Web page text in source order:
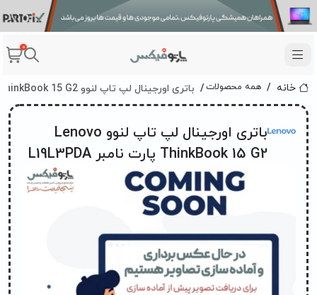
0
خانه همه محصولات باتری اورجینال لپ تاپ لنوو Lenovo ThinkBook 15 G2 پارت نامبر L19L3PDA
باتری اورجینال لپ تاپ لنوو Lenovo
ThinkBook 15 G2 پارت نامبر L19L3PDA